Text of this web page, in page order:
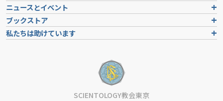
ニュースとイベント
ブックストア
私たちは助けています
SCIENTOLOGY教会東京